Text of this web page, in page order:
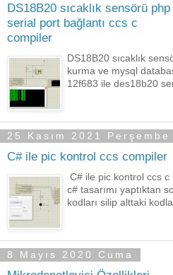
DS18B20 sıcaklık sensörü php
serial port bağlantı ccs c
compiler
DS18B20 sıcaklık
kurma ve mysql
12f683 ile des18b20
25 Kasım 2021 Perşembe
C# ile pic kontrol ccs compiler
C# ile pic kontrol ccs c
c# tasarımı yaptıktan
kodları silip alttaki
8 Mayıs 2020 Cuma